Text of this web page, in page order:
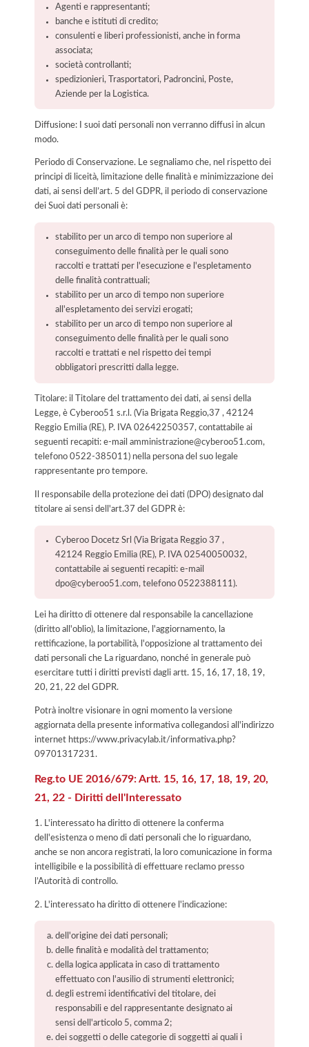
Agenti e rappresentanti;
banche e istituti di credito;
consulenti e liberi professionisti, anche in forma
associata;
società controllanti;
spedizionieri, Trasportatori, Padroncini, Poste,
Aziende per la Logistica.
Diffusione: I suoi dati personali non verranno diffusi in alcun
modo.
Periodo di Conservazione. Le segnaliamo che, nel rispetto dei
principi di liceità, limitazione delle finalità e minimizzazione dei
dati, ai sensi dell’art. 5 del GDPR, il periodo di conservazione
dei Suoi dati personali è:
stabilito per un arco di tempo non superiore al
conseguimento delle finalità per le quali sono
raccolti e trattati per l'esecuzione e l'espletamento
delle finalità contrattuali;
stabilito per un arco di tempo non superiore
all'espletamento dei servizi erogati;
stabilito per un arco di tempo non superiore al
conseguimento delle finalità per le quali sono
raccolti e trattati e nel rispetto dei tempi
obbligatori prescritti dalla legge.
Titolare: il Titolare del trattamento dei dati, ai sensi della
Legge, è Cyberoo51 s.r.l. (Via Brigata Reggio,37 , 42124
Reggio Emilia (RE), P. IVA 02642250357, contattabile ai
seguenti recapiti: e-mail amministrazione@cyberoo51.com,
telefono 0522-385011) nella persona del suo legale
rappresentante pro tempore.
Il responsabile della protezione dei dati (DPO) designato dal
titolare ai sensi dell'art.37 del GDPR è:
Cyberoo Docetz Srl (Via Brigata Reggio 37 ,
42124 Reggio Emilia (RE), P. IVA 02540050032,
contattabile ai seguenti recapiti: e-mail
dpo@cyberoo51.com, telefono 0522388111).
Lei ha diritto di ottenere dal responsabile la cancellazione
(diritto all'oblio), la limitazione, l'aggiornamento, la
rettificazione, la portabilità, l'opposizione al trattamento dei
dati personali che La riguardano, nonché in generale può
esercitare tutti i diritti previsti dagli artt. 15, 16, 17, 18, 19,
20, 21, 22 del GDPR.
Potrà inoltre visionare in ogni momento la versione
aggiornata della presente informativa collegandosi all'indirizzo
internet https://www.privacylab.it/informativa.php?
09701317231 .
Reg.to UE 2016/679: Artt. 15, 16, 17, 18, 19, 20,
21, 22 - Diritti dell'Interessato
1. L'interessato ha diritto di ottenere la conferma
dell'esistenza o meno di dati personali che lo riguardano,
anche se non ancora registrati, la loro comunicazione in forma
intelligibile e la possibilità di effettuare reclamo presso
l’Autorità di controllo.
2. L'interessato ha diritto di ottenere l'indicazione:
dell'origine dei dati personali;
delle finalità e modalità del trattamento;
della logica applicata in caso di trattamento
effettuato con l'ausilio di strumenti elettronici;
degli estremi identificativi del titolare, dei
responsabili e del rappresentante designato ai
sensi dell'articolo 5, comma 2;
dei soggetti o delle categorie di soggetti ai quali i